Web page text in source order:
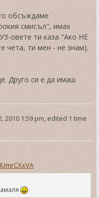
обсъждаме
смисъл", имах
овете ти каза "Ако НЕ
чета, ти мен - не знам).
Друго си е да имаш
2010 1:59 pm, edited 1 time